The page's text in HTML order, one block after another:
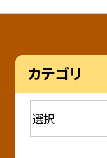
カテゴリ